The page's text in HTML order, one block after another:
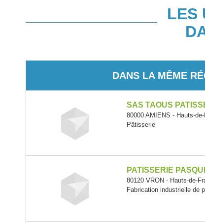
LES
DANS LA MÊME
SAS TAOUS
80000 AMIENS - Hauts-
Pâtisserie
PATISSERIE
80120 VRON - Hauts-de-
Fabrication industrielle de